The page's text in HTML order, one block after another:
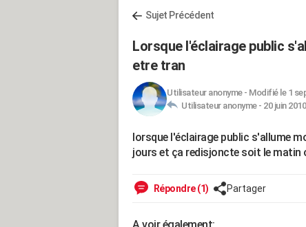
Sujet Précédent
Lorsque l'éclairage public
etre tran
Utilisateur anonyme- Modifié le 1
Utilisateur anonyme - 20 juin
lorsque l'éclairage public s'allume
jours et ça redisjoncte soit le matin
Répondre (1) Partager